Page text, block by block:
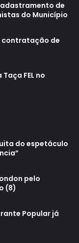
de
do Município
contratação de
FEL no
do espetáculo
pelo
(8)
Popular já